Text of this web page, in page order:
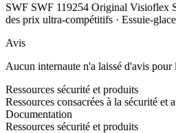
SWF SWF 119254 Original Visioflex
des prix ultra-compétitifs · Essuie-
Avis
Aucun internaute n'a laissé d'avis pour
Ressources sécurité et produits
Ressources consacrées à la sécurité et
Documentation
Ressources sécurité et produits